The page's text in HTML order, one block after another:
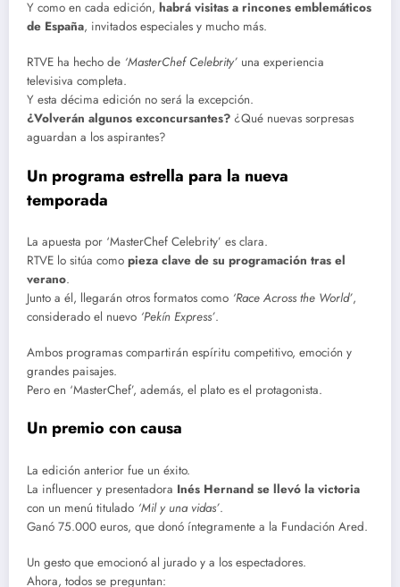
Y como en cada edición, habrá visitas a rincones emblemáticos
de España, invitados especiales y mucho más.
RTVE ha hecho de ‘MasterChef Celebrity’ una experiencia
televisiva completa.
Y esta décima edición no será la excepción.
¿Volverán algunos exconcursantes? ¿Qué nuevas sorpresas
aguardan a los aspirantes?
Un programa estrella para la nueva
temporada
La apuesta por ‘MasterChef Celebrity’ es clara.
RTVE lo sitúa como pieza clave de su programación tras el
verano.
Junto a él, llegarán otros formatos como ‘Race Across the World’,
considerado el nuevo ‘Pekín Express’.
Ambos programas compartirán espíritu competitivo, emoción y
grandes paisajes.
Pero en ‘MasterChef’, además, el plato es el protagonista.
Un premio con causa
La edición anterior fue un éxito.
La influencer y presentadora Inés Hernand se llevó la victoria
con un menú titulado ‘Mil y una vidas’.
Ganó 75.000 euros, que donó íntegramente a la Fundación Ared.
Un gesto que emocionó al jurado y a los espectadores.
Ahora, todos se preguntan: